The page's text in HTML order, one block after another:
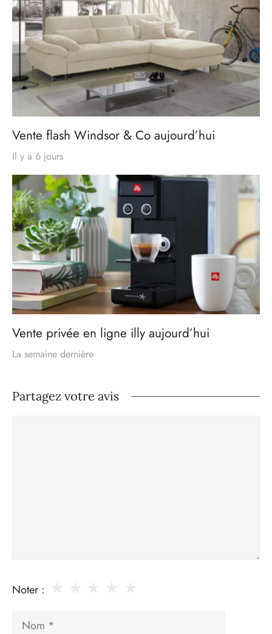
Vente flash Windsor & Co aujourd’hui
Il y a 6 jours
Vente privée en ligne illy aujourd’hui
La semaine dernière
Partagez votre avis
Noter :
Nom